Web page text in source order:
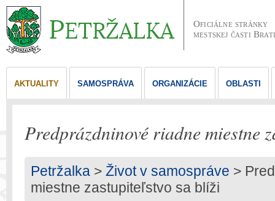
Oficiálne stránky
mestskej časti
AKTUALITY SAMOSPRÁVA ORGANIZÁCIE OBLASTI
Predprázdninové riadne miestne
Petržalka > Život v samospráve >
miestne zastupiteľstvo sa blíži